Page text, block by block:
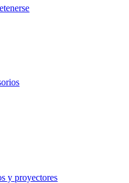
y proyectores